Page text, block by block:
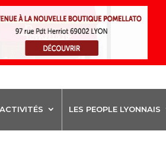
ACTIVITÉS LES PEOPLE LYONNAIS